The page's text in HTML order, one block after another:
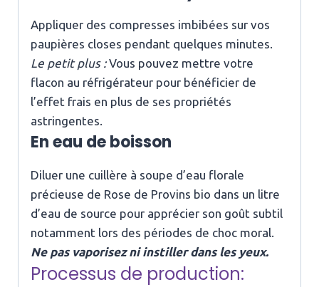
Appliquer des compresses imbibées sur vos
paupières closes pendant quelques minutes.
Le petit plus :Vous pouvez mettre votre
flacon au réfrigérateur pour bénéficier de
l’effet frais en plus de ses propriétés
astringentes.
En eau de boisson
Diluer une cuillère à soupe d’eau florale
précieuse de Rose de Provins bio dans un litre
d’eau de source pour apprécier son goût subtil
notamment lors des périodes de choc moral.
Ne pas vaporisez ni instiller dans les yeux.
Processus de production: